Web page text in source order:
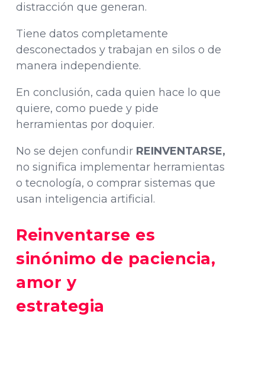
distracción que generan.
Tiene datos completamente
desconectados y trabajan en silos o de
manera independiente.
En conclusión, cada quien hace lo que
quiere, como puede y pide
herramientas por doquier.
No se dejen confundir REINVENTARSE,
no significa implementar herramientas
o tecnología, o comprar sistemas que
usan inteligencia artificial.
Reinventarse es
sinónimo de paciencia,
amor y
estrategia